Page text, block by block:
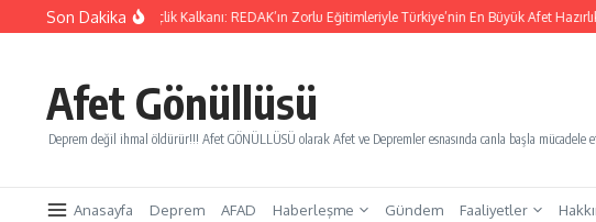
İçeriğe atlaSon Dakika
Yarınları Kurtaracak Gençlik Kalkanı: REDAK’ın Zorlu Eğitimleriyle Türkiye’nin En Büyük Afet
Afet Gönüllüsü
Deprem değil ihmal öldürür!!! Afet GÖNÜLLÜSÜ olarak Afet ve Depremler esnasında canla başla mücadele
Anasayfa Deprem AFAD Haberleşme Gündem Faaliyetler